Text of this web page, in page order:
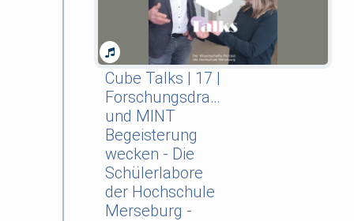
Cube Talks | 17 |
Forschungsdrang
und MINT
Begeisterung
wecken - Die
Schülerlabore
der Hochschule
Merseburg -